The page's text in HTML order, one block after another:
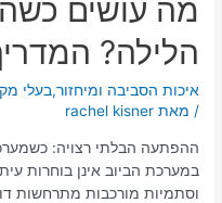
מה עושים
הלילה?
איכות הסביבה ומיחזור,בעלי
/ מאתrachel kisner
ההפתעה הבלתי רצויה:
במערכת הביוב אינן בוחרות
וסתמיות מורכבות מתרחשות
עושים
כשהביוב
עולה
באמצע
הלילה?
למצבי
חירום